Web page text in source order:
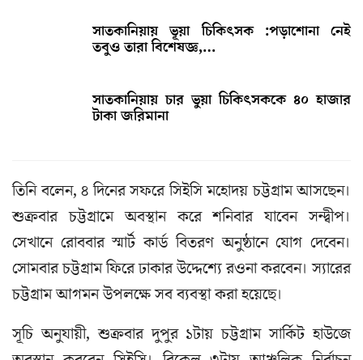
সাতকানিয়ায় ভূয়া চিকিৎসক :পড়াশোনা নেই
তবুও তারা বিশেষজ্ঞ,…
সাতকানিয়ায় চার ভুয়া চিকিৎসককে ৪০ হাজার
টাকা জরিমানা
তিনি বলেন, ৪ দিনের সফরে সিইসি মহোদয় চট্টগ্রাম আসছেন।
শুক্রবার চট্টগ্রামে অবস্থান করে শনিবার যাবেন সন্দ্বীপ।
সেখানে রোববার স্মার্ট কার্ড বিতরণ অনুষ্ঠানে যোগ দেবেন।
সোমবার চট্টগ্রাম ফিরে ঢাকার উদ্দেশ্যে রওনা করবেন। স্যারের
চট্টগ্রাম আগমন উপলক্ষে সব ব্যবস্থা করা হয়েছে।
সূচি অনুযায়ী, শুক্রবার দুপুর ১টায় চট্টগ্রাম সার্কিট হাউজে